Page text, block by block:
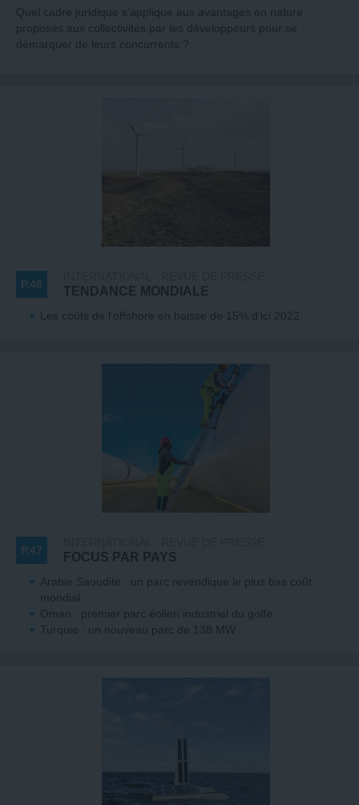
Quel cadre juridique s’applique aux avantages en nature
proposés aux collectivités par les développeurs pour se
démarquer de leurs concurrents ?
P.46 TENDANCE MONDIALE
Les coûts de l’offshore en baisse de 15% d’ici 2022
P.47 FOCUS PAR PAYS
Arabie Saoudite : un parc revendique le plus bas coût
mondial
Oman : premier parc éolien industriel du golfe
Turquie : un nouveau parc de 138 MW